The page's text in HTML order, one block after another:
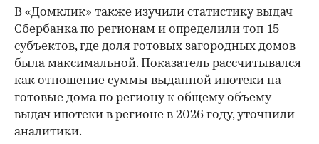
В «Домклик» также изучили статистику выдач
Сбербанка по регионам и определили топ-15
субъектов, где доля готовых загородных домов
была максимальной. Показатель рассчитывался
как отношение суммы выданной ипотеки на
готовые дома по региону к общему объему
выдач ипотеки в регионе в 2026 году, уточнили
аналитики.